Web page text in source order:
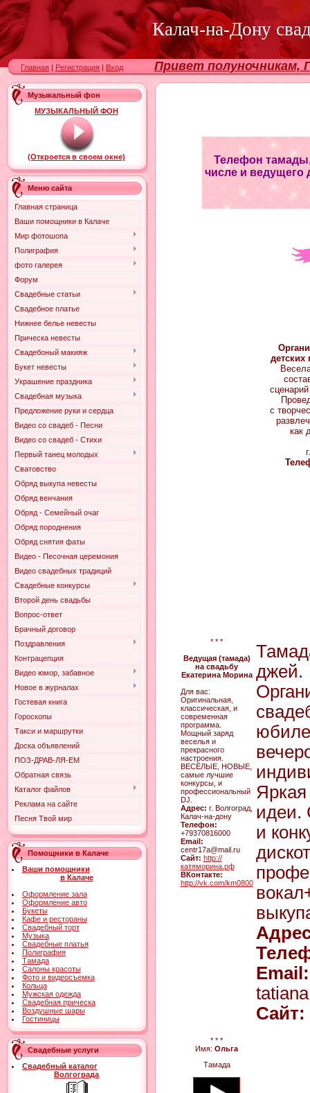
Калач-на-Дону
Главная | Регистрация | Вход Привет полуночникам,
Музыкальный фон
МУЗЫКАЛЬНЫЙ ФОН
(Откроется в своем окне)
Меню сайта
Главная страница
Ваши помощники в Калаче
Мир фотошопа
Полиграфия
фото галерея
Форум
Свадебные статьи
Свадебное платье
Нижнее белье невесты
Прическа невесты
Свадебоный макияж
Букет невесты
Украшение праздника
Свадебная музыка
Предложение руки и сердца
Видео со свадеб - Песни
Видео со свадеб - Стихи
Первый танец молодых
Сватовство
Обряд выкупа невесты
Обряд венчания
Обряд - Семейный очаг
Обряд породнения
Обряд снятия фаты
Видео - Песочная церемония
Видео свадебных традиций
Свадебные конкурсы
Второй день свадьбы
Вопрос-ответ
Брачный договор
Поздравления
Контрацепция
Видео юмор, забавное
Новое в журналах
Гостевая книга
Гороскопы
Такси и маршрутки
Доска объявлений
ПОЗ-ДРАВ-ЛЯ-ЕМ
Обратная связь
Каталог файлов
Реклама на сайте
Песня Твой мир
Помощники в Калаче
Ваши помощники
в Калаче
Оформление зала
Оформление авто
Букеты
Кафе и рестораны
Свадебный торт
Музыка
Свадебные платья
Полиграфия
Тамада
Салоны красоты
Фото и видеосъемка
Кольца
Мужская одежда
Свадебная прическа
Воздушные шары
Гостиницы
Свадебные услуги
Свадебный каталог
Волгограда
Телефон
числе и ведущего
детских
с
как
* * *
Ведущая (тамада)
на свадьбу
Екатерина Морина
Для вас:
Оригинальная,
классическая, и
современная
программа.
Мощный заряд
веселья и
прекрасного
настроения.
ВЕСЁЛЫЕ, НОВЫЕ,
самые лучшие
конкурсы, и
профессиональный
DJ.
Адрес: г. Волгоград,
Калач-на-дону
Телефон:
+79370816000
Email:
centr17a@mail.ru
Сайт: http://
катяморина.рф
ВКонтакте:
http://vk.com/km0800
джей.
идеи.
и
Email:
Сайт:
* * *
Имя: Ольга
Тамада